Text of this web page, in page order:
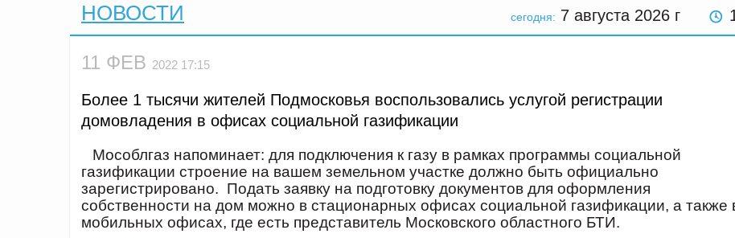
сегодня: 7 августа 2026 г
НОВОСТИ
11 ФЕВ 2022 17:15
Более 1 тысячи жителей Подмосковья воспользовались услугой регистрации
домовладения в офисах социальной газификации
Мособлгаз напоминает: для подключения к газу в рамках программы социальной
газификации строение на вашем земельном участке должно быть официально
зарегистрировано. Подать заявку на подготовку документов для оформления
собственности на дом можно в стационарных офисах социальной газификации, а также
мобильных офисах, где есть представитель Московского областного БТИ.